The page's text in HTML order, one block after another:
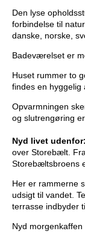
Den lyse
forbindelse til
danske, norske,
Badeværelset er
Huset rummer to
findes en hyggelig
Opvarmningen
og slutrengøring
Nyd livet udenfor:
over Storebælt.
Storebæltsbroens
Her er rammerne
udsigt til vandet.
terrasse indbyder
Nyd